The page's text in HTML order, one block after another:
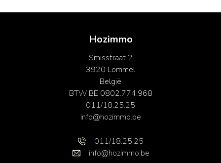
Hozimmo
Smisstraat 2
3920 Lommel
België
BTW BE 0802.774.968
011/18.25.25
info@hozimmo.be
011/18.25.25
info@hozimmo.be